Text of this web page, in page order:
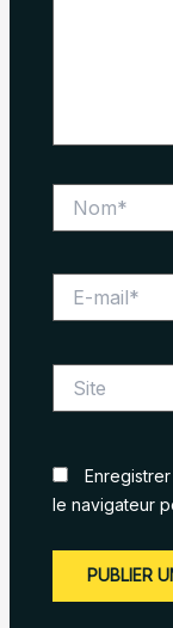
mail*
le navigateur